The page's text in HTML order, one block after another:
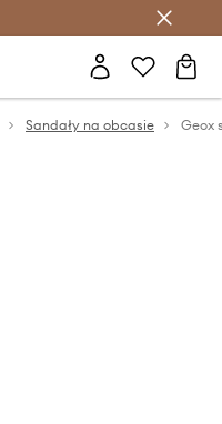
Club >
Sandały na obcasie